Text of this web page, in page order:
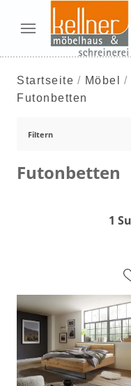
Startseite Möbel
Futonbetten
Filtern
Futonbetten
1